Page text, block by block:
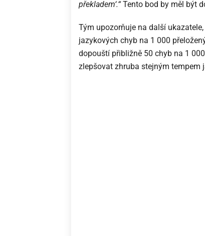
překladem‘.“Tento bod by měl být
Tým upozorňuje na další
jazykových chyb na 1 000
dopouští přibližně 50 chyb na 1
zlepšovat zhruba stejným tempem